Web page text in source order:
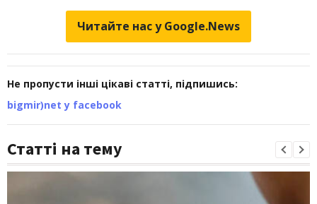
Читайте нас у Google.News
Не пропусти інші цікаві статті, підпишись:
bigmir)net у facebook
Статті на тему